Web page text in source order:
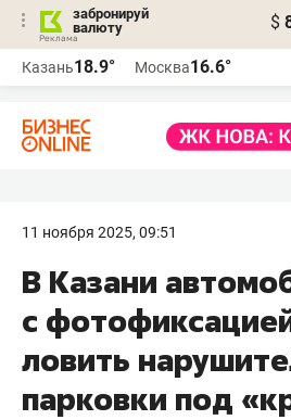
забронируй
валюту
$
Казань18.9° Москва16.6°
11 ноября 2025, 09:51
В Казани
с
ловить
парковки под